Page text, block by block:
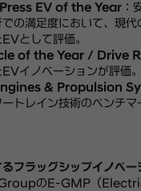
EV of the Year ：
の満足度において、現代
として評価。
of the Year / Drive
EVイノベーションが評価。
& Propulsion
トレイン技術のベンチマ
フラッグシップイノベー
のE-GMP（